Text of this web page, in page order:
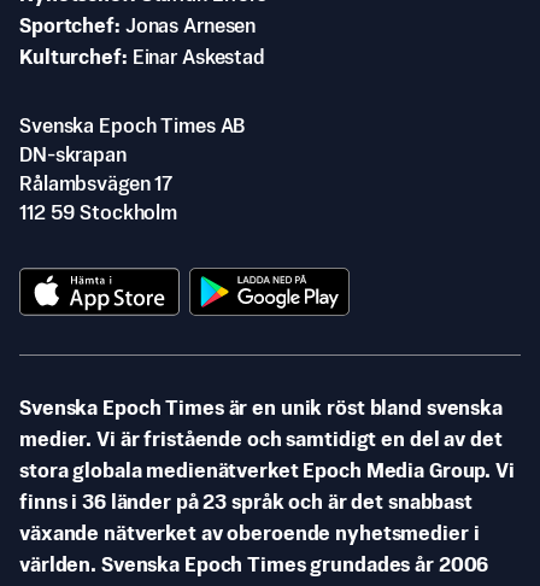
Sportchef Jonas Arnesen
Kulturchef
Einar Askestad
Svenska Epoch Times AB
DN-skrapan
Rålambsvägen 17
112 59 Stockholm
Svenska Epoch Times är en unik röst bland svenska
medier. Vi är fristående och samtidigt en del av det
stora globala medienätverket Epoch Media Group. Vi
finns i 36 länder på 23 språk och är det snabbast
växande nätverket av oberoende nyhetsmedier i
världen. Svenska Epoch Times grundades år 2006